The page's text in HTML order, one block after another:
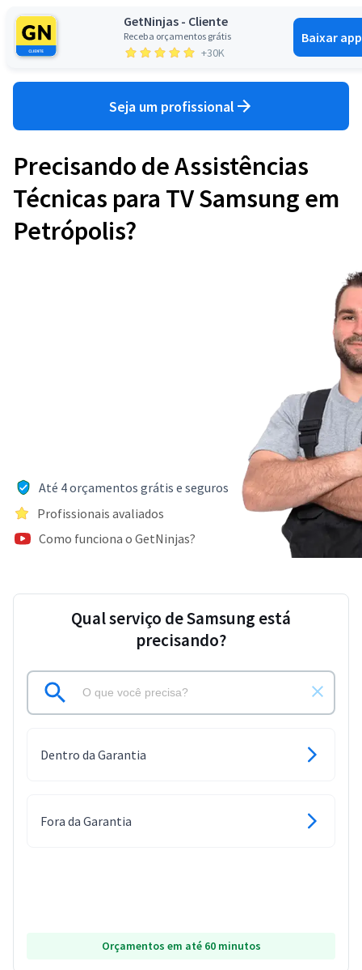
GetNinjas - Cliente
Receba orçamentos grátis
+30K
Baixar app
Seja um profissional
Precisando de Assistências
Técnicas para TV Samsung em
Petrópolis?
Até 4 orçamentos grátis e seguros
Profissionais avaliados
Como funciona o GetNinjas?
Qual serviço de Samsung está
precisando?
Dentro da Garantia
Fora da Garantia
Orçamentos em até 60 minutos